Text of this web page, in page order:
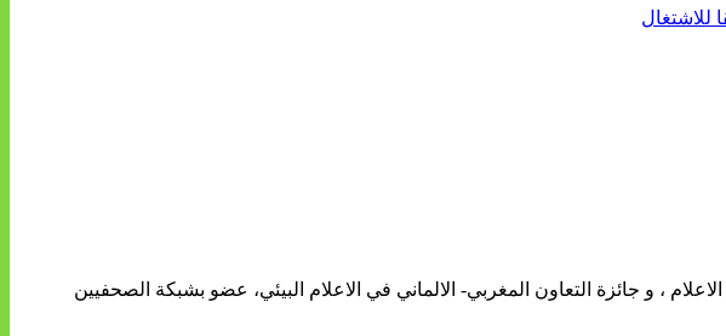
للاشتغال
، و جائزة التعاون المغربي- الالماني في الاعلام البيئي، عضو بشبكة الصحفيين